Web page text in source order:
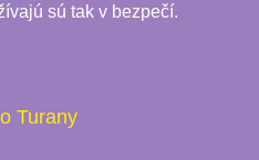
sú tak v bezpečí.
Turany